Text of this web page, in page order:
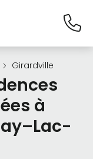
Girardville
à